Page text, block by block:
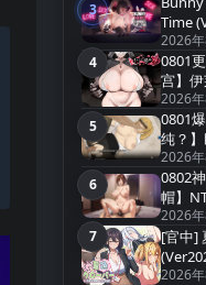
第3名
3
Time
2026
第4名
4
0801
宫】
イザの
2026
第5名
5
0801
纯？
Badge
无码】
2026
第6名
6
0802
帽】
~NTR
密
无码】
2026
第7名
7
[官中]
2026